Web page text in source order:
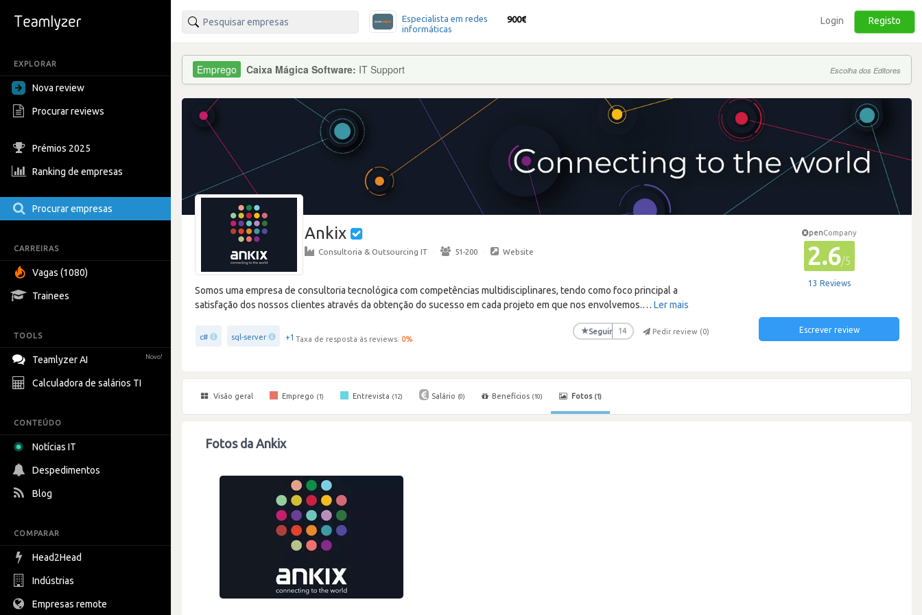
EXPLORAR
Nova review
Procurar reviews
Prémios 2025
Ranking de empresas
Procurar empresas
CARREIRAS
Vagas (1080)
Trainees
TOOLS
Teamlyzer AI Novo!
Calculadora de salários TI
CONTEÚDO
Notícias IT
Despedimentos
Blog
COMPARAR
Head2Head
Indústrias
Empresas remote
Especialista em redes
informáticas
900€ Login Registo
Caixa Mágica Software: IT Support Escolha dos Editores
Ankix
Consultoria & Outsourcing IT · 51-200 · Website
Somos uma empresa de consultoria tecnológica com competências multidisciplinares, tendo como foco principal a
satisfação dos nossos clientes através da obtenção do sucesso em cada projeto em que nos envolvemos.… Ler mais
c# sql-server +1 Taxa de resposta às reviews: 0%
★Seguir 14 Pedir review (0)
penCompany
2.6/5
13 Reviews
Escrever review
Visão geral Emprego (1) Entrevista (12) Salário (0) Benefícios (10) Fotos (1)
Fotos da Ankix